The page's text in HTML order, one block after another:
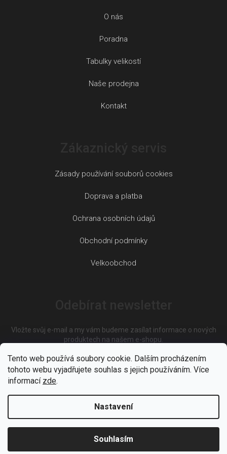
Tento web používá soubory cookie. Dalším procházením
tohoto webu vyjadřujete souhlas s jejich používáním. Více
informací zde.
Nastavení
Souhlasím
O nás
Poradna
Tabulky velikostí
Naše prodejna
Kontakt
Zásady používání souborů cookies
Doprava a platba
Ochrana osobních údajů
Obchodní podmínky
Velkoobchod
Vložte svůj e-mail a my vám budeme zasílat informace o nových
produktech na našem e-shopu.
E-mail
Vložením e-mailu souhlasíte spodmínkami ochrany osobních
PŘIHLÁSIT SE